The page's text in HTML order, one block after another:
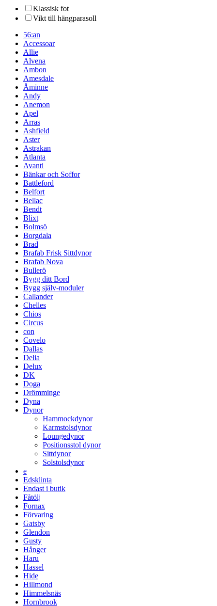
Klassisk fot
Vikt till hängparasoll
56:an
Accessoar
Allie
Alvena
Ambon
Amesdale
Åminne
Andy
Anemon
Apel
Arras
Ashfield
Aster
Astrakan
Atlanta
Avanti
Bänkar och Soffor
Battleford
Belfort
Bellac
Bendt
Blixt
Bolmsö
Borgdala
Brad
Brafab Frisk Sittdynor
Brafab Nova
Bullerö
Bygg ditt Bord
Bygg själv-moduler
Callander
Chelles
Chios
Circus
con
Covelo
Dallas
Delia
Delux
DK
Doga
Drömminge
Dyna
Dynor
Hammockdynor
Karmstolsdynor
Loungedynor
Positionsstol dynor
Sittdynor
Solstolsdynor
e
Edsklinta
Endast i butik
Fåtölj
Fornax
Förvaring
Gatsby
Glendon
Gusty
Hånger
Haru
Hassel
Hide
Hillmond
Himmelsnäs
Hornbrook